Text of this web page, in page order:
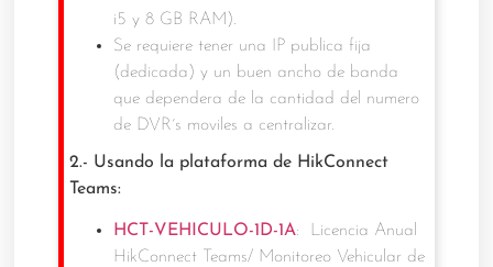
i5 y 8 GB RAM).
Se requiere tener una IP publica fija
(dedicada) y un buen ancho de banda
que dependera de la cantidad del numero
de DVR´s moviles a centralizar.
2.- Usando la plataforma de HikConnect
Teams:
HCT-VEHICULO-1D-1A: Licencia Anual
HikConnect Teams/ Monitoreo Vehicular de